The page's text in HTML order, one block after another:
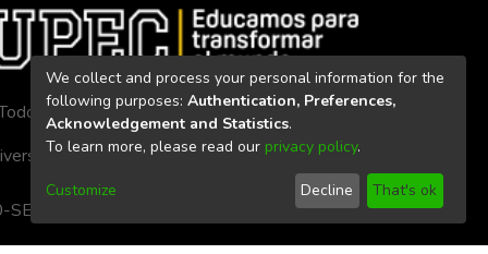
los derechos reservados 2023
Politécnica Estatal del Carchi
SE-33-CACES-2020
We collect and process your personal information for the
following purposes: Authentication, Preferences,
Acknowledgement and Statistics.
To learn more, please read our privacy policy.
Customize Decline That's ok